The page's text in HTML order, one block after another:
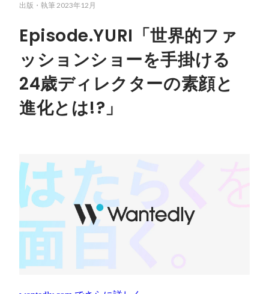
出版・執筆2023年12月
Episode.YURI「世界的ファ
ッションショーを手掛ける
24歳ディレクターの素顔と
進化とは!?」